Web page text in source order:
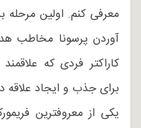
آوردن پرسونا مخاطب
کاراکتر فردی که
برای جذب و ایجاد
یکی از معروفترین